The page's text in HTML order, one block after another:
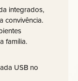
integrados,
convivência.
família.
USB no